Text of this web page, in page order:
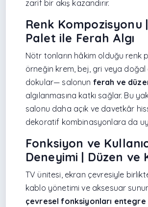
zarif bir akış kazandırır.
Renk Kompozisyonu
Palet ile Ferah Algı
Nötr tonların hâkim olduğu renk
örneğin krem, bej, gri veya doğal
dokular— salonun ferah ve
algılanmasına katkı sağlar. Bu
salonu daha açık ve davetkâr
dekoratif kombinasyonlara da
Fonksiyon ve
Deneyimi | Düzen ve
TV ünitesi, ekran çevresiyle
kablo yönetimi ve aksesuar
çevresel fonksiyonları entegre